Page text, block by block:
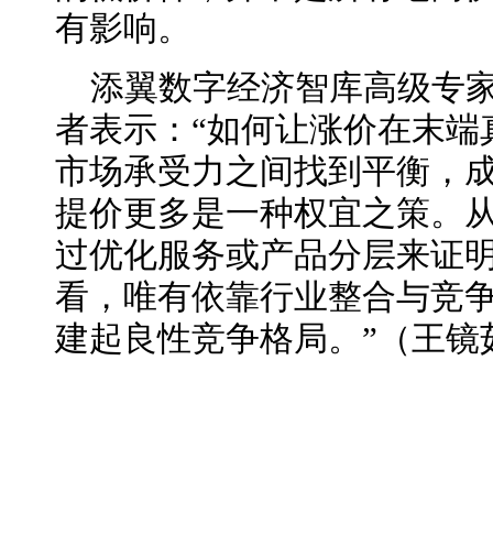
有影响。
添翼数字经济智库高级专
者表示：“如何让涨价在末
市场承受力之间找到平衡，
提价更多是一种权宜之策。
过优化服务或产品分层来证
看，唯有依靠行业整合与竞
建起良性竞争格局。”（王镜